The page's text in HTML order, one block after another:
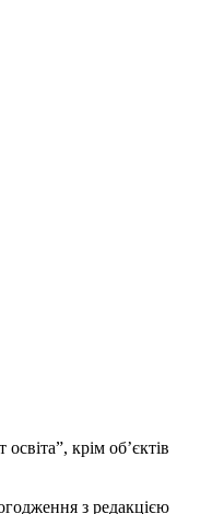
крім об’єктів
з редакцією